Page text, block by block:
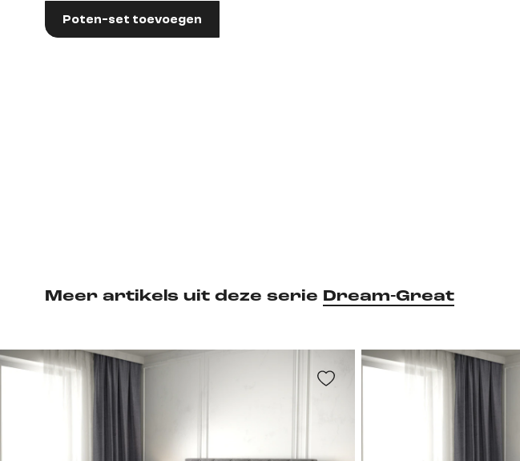
Poten-set toevoegen
Meer artikels uit deze serie Dream-Great